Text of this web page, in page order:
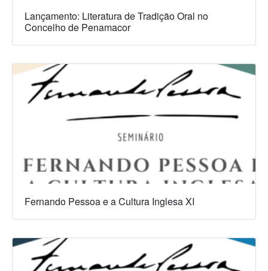
Lançamento: Literatura de Tradição Oral no
Concelho de Penamacor
Fernando Pessoa e a Cultura Inglesa XI